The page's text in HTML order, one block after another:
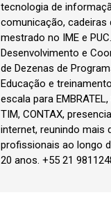
tecnologia de
comunicação, cadeiras
mestrado no IME e PUC.
Desenvolvimento e
de Dezenas de
Educação e
escala para EMBRATEL,
TIM, CONTAX,
internet, reunindo mais
profissionais ao longo
20 anos. +55 21